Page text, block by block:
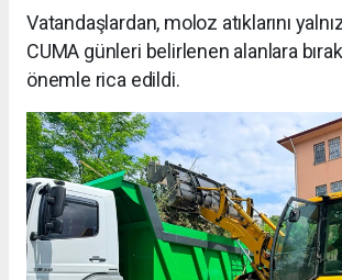
Vatandaşlardan, moloz atıklarını
CUMA günleri belirlenen alanlara
önemle rica edildi.